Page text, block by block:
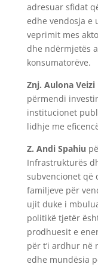
adresuar sfidat
edhe vendosja e
veprimit mes
dhe ndërmjetës
konsumatorëve.
Znj. Aulona Veizi
përmendi
institucionet
lidhje me
Z. Andi Spahiu
Infrastrukturës
subvencionet që
familjeve për
ujit duke i
politikë tjetër
prodhuesit e
për t’i ardhur në
edhe mundësia